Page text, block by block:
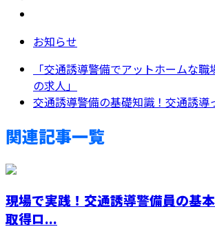
お知らせ
「交通誘導警備でアットホームな職
の求人」
交通誘導警備の基礎知識！交通誘導
関連記事一覧
現場で実践！交通誘導警備員の基
取得ロ...